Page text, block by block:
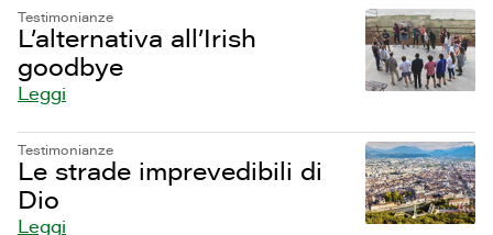
Testimonianze
L’alternativa all’Irish
goodbye
Leggi
Testimonianze
Le strade imprevedibili di
Dio
Leggi